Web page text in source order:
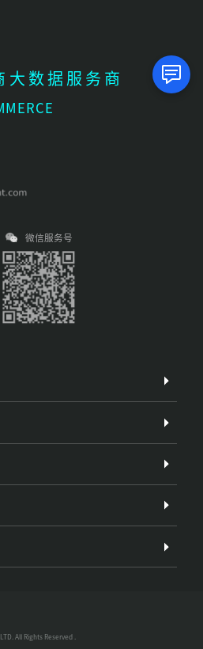
大数据服务商
微信服务号
All Rights Reserved .